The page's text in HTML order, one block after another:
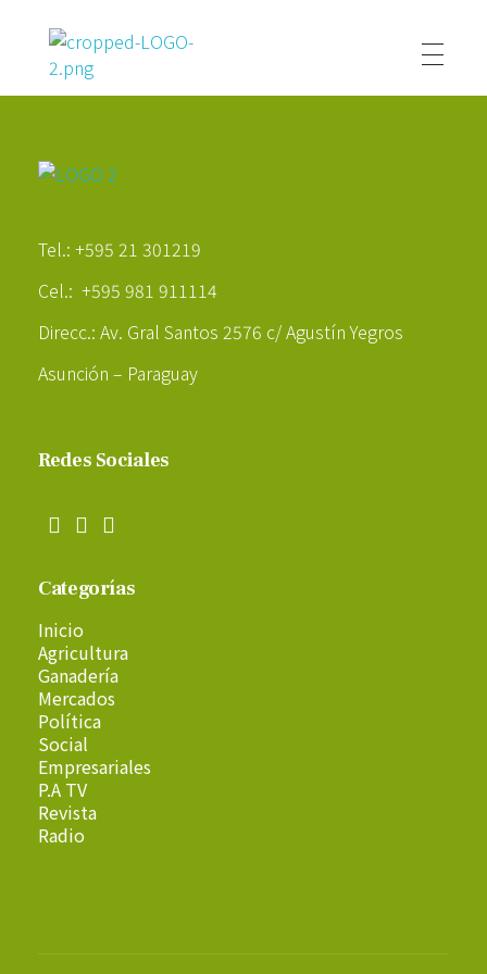
Poder Agropecuario
Tel.: +595 21 301219
Cel.: +595 981 911114
Direcc.: Av. Gral Santos 2576 c/ Agustín Yegros
Asunción – Paraguay
Redes Sociales
Categorías
Inicio
Agricultura
Ganadería
Mercados
Política
Social
Empresariales
P.A TV
Revista
Radio